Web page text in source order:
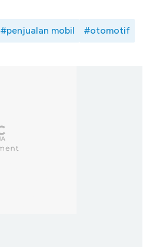
#penjualan mobil #otomotif